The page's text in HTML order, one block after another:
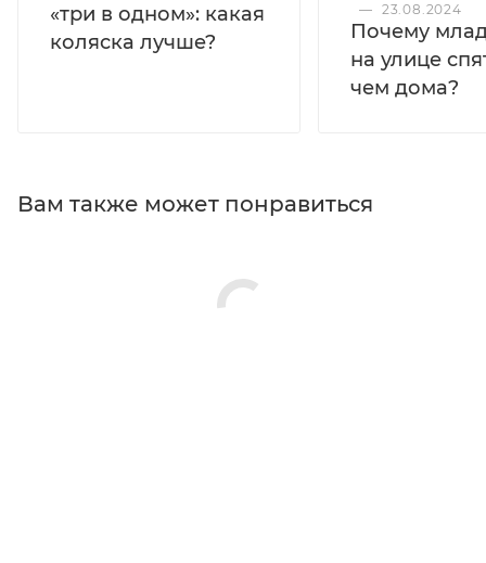
«три в одном»: какая
коляска лучше?
— 23.08.2024
Почему
на улице
чем дома?
Вам также может понравиться